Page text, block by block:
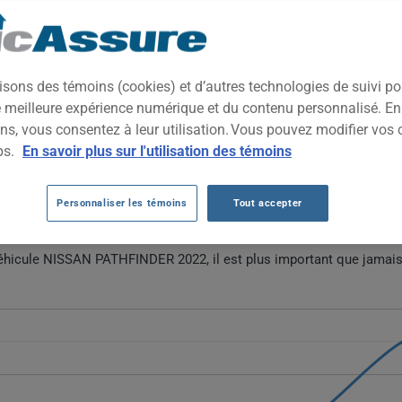
à trois rangées, pensé pour les familles actives. Il
dans un style plus musclé que les générations précédentes.
PATHFINDER 2022 AU FIL DES 5
2022 fluctuent sans tendance linéaire claire, passant de
à 1397 $ en 2026. Ces variations reflètent des
NISSAN PATHFINDER 2022, il est plus important que
des témoins (cookies) et d’autres technologies de suivi
expérience numérique et du contenu personnalisé.
vous consentez à leur utilisation. Vous pouvez modifier vos
En savoir plus sur l'utilisation des témoins
Personnaliser les témoins Tout accepter